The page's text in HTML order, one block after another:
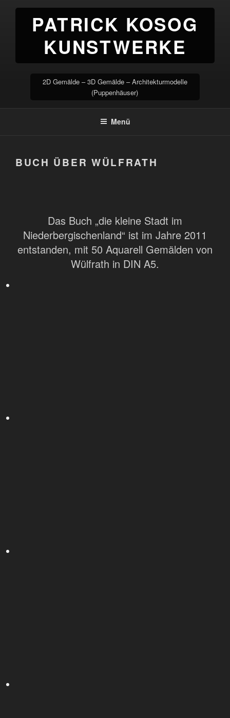
PATRICK KOSOG
KUNSTWERKE
2D Gemälde – 3D Gemälde – Architekturmodelle
(Puppenhäuser)
Menü
BUCH ÜBER WÜLFRATH
Das Buch „die kleine Stadt im
Niederbergischenland“ ist im Jahre 2011
entstanden, mit 50 Aquarell Gemälden von
Wülfrath in DIN A5.